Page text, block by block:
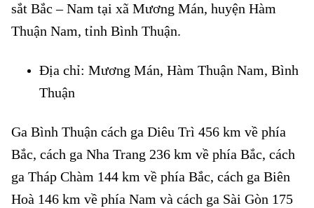
sắt Bắc – Nam tại xã Mương Mán, huyện Hàm
Thuận Nam, tỉnh Bình Thuận.
Địa chỉ: Mương Mán, Hàm Thuận Nam, Bình
Thuận
Ga Bình Thuận cách ga Diêu Trì 456 km về phía
Bắc, cách ga Nha Trang 236 km về phía Bắc, cách
ga Tháp Chàm 144 km về phía Bắc, cách ga Biên
Hoà 146 km về phía Nam và cách ga Sài Gòn 175